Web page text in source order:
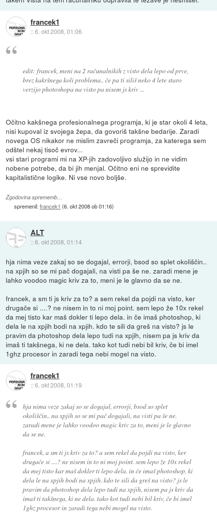
francek1
::6. okt 2008, 01:06
edit: francek, meni na 2 računalnikih z visto dela lepo od prve,
brez kakršnega koli problema.. če pa ti siliš neko 4 lete staro
verzijo photoshopa na visto pa nisem js kriv ...
Očitno kakšnega profesionalnega programja, ki je star okoli 4 leta,
nisi kupoval iz svojega žepa, da govoriš takšne bedarije. Zaradi
novega OS nikakor ne mislim zavreči programja, za katerega sem
odštel nekaj tisoč evrov...
vsi stari programi mi na XP-jih zadovoljivo služijo in ne vidim
nobene potrebe, da bi jih menjal. Očitno eni ne sprevidite
kapitalistične logike. Ni vse novo boljše.
Zgodovina sprememb…
spremenil:francek1 (6. okt 2008 ob 01:16)
ALT
::6. okt 2008, 01:14
hja nima veze zakaj so se dogajal, errorji, bsod so splet okoliščin..
na xpjih so se mi pač dogajali, na visti pa še ne. zaradi mene je
lahko voodoo magic kriv za to, meni je le glavno da se ne.
francek, a sm ti js kriv za to? a sem rekel da pojdi na visto, ker
drugače si ....? ne nisem in to ni moj point. sem lepo že 10x rekel
da mej tisto kar maš dokler ti lepo dela. in če imaš photoshop, ki
dela le na xpjih bodi na xpjih. kdo te sili da greš na visto? js le
pravim da photoshop dela lepo tudi na xpjih, nisem pa js kriv da
imaš ti takšnega, ki ne dela. tako kot tudi nebi bil kriv, če bi imel
1ghz procesor in zaradi tega nebi mogel na visto.
francek1
::6. okt 2008, 01:19
hja nima veze zakaj so se dogajal, errorji, bsod so splet
okoliščin.. na xpjih so se mi pač dogajali, na visti pa še ne.
zaradi mene je lahko voodoo magic kriv za to, meni je le glavno
da se ne.
francek, a sm ti js kriv za to? a sem rekel da pojdi na visto, ker
drugače si ....? ne nisem in to ni moj point. sem lepo že 10x rekel
da mej tisto kar maš dokler ti lepo dela. in če imaš photoshop, ki
dela le na xpjih bodi na xpjih. kdo te sili da greš na visto? js le
pravim da photoshop dela lepo tudi na xpjih, nisem pa js kriv da
imaš ti takšnega, ki ne dela. tako kot tudi nebi bil kriv, če bi imel
1ghz procesor in zaradi tega nebi mogel na visto.